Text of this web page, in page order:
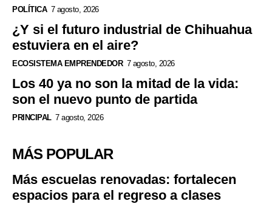
POLÍTICA 7 agosto, 2026
¿Y si el futuro industrial de Chihuahua
estuviera en el aire?
ECOSISTEMA EMPRENDEDOR 7 agosto, 2026
Los 40 ya no son la mitad de la vida:
son el nuevo punto de partida
PRINCIPAL 7 agosto, 2026
MÁS POPULAR
Más escuelas renovadas: fortalecen
espacios para el regreso a clases